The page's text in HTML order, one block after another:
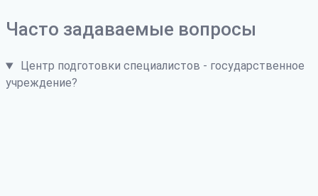
Часто задаваемые вопросы
Центр подготовки специалистов - государственное
учреждение?